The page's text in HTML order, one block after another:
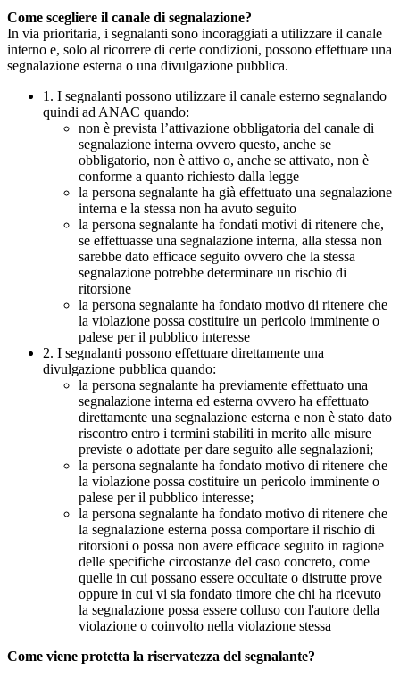
Come scegliere il canale di segnalazione?
In via prioritaria, i segnalanti sono incoraggiati a utilizzare il canale
interno e, solo al ricorrere di certe condizioni, possono effettuare una
segnalazione esterna o una divulgazione pubblica.
1. I segnalanti possono utilizzare il canale esterno segnalando
quindi ad ANAC quando:
non è prevista l’attivazione obbligatoria del canale di
segnalazione interna ovvero questo, anche se
obbligatorio, non è attivo o, anche se attivato, non è
conforme a quanto richiesto dalla legge
la persona segnalante ha già effettuato una segnalazione
interna e la stessa non ha avuto seguito
la persona segnalante ha fondati motivi di ritenere che,
se effettuasse una segnalazione interna, alla stessa non
sarebbe dato efficace seguito ovvero che la stessa
segnalazione potrebbe determinare un rischio di
ritorsione
la persona segnalante ha fondato motivo di ritenere che
la violazione possa costituire un pericolo imminente o
palese per il pubblico interesse
2. I segnalanti possono effettuare direttamente una
divulgazione pubblica quando:
la persona segnalante ha previamente effettuato una
segnalazione interna ed esterna ovvero ha effettuato
direttamente una segnalazione esterna e non è stato dato
riscontro entro i termini stabiliti in merito alle misure
previste o adottate per dare seguito alle segnalazioni;
la persona segnalante ha fondato motivo di ritenere che
la violazione possa costituire un pericolo imminente o
palese per il pubblico interesse;
la persona segnalante ha fondato motivo di ritenere che
la segnalazione esterna possa comportare il rischio di
ritorsioni o possa non avere efficace seguito in ragione
delle specifiche circostanze del caso concreto, come
quelle in cui possano essere occultate o distrutte prove
oppure in cui vi sia fondato timore che chi ha ricevuto
la segnalazione possa essere colluso con l'autore della
violazione o coinvolto nella violazione stessa
Come viene protetta la riservatezza del segnalante?